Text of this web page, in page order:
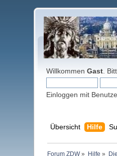
WillkommenGast .
Einloggen mit
Übersicht Hilfe
Forum ZDW» Hilfe »